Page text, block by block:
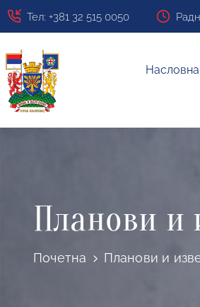
Тел: +381 32 515 0050
Насловна
Планови и
Почетна Планови и